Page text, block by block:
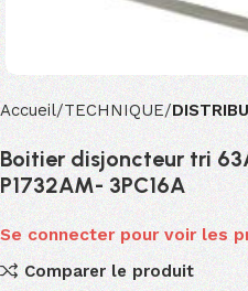
Accueil TECHNIQUE
Boitier disjoncteur tri
P1732AM- 3PC16A
Se connecter pour voir les
Comparer le produit